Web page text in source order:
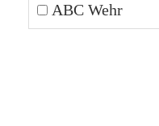
ABC Wehr